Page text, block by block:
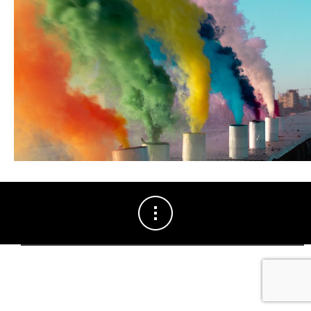
saison 2026-2027.
Seule lavente en ligne pour les billets du concert de
Vincent
Delerm, samedi 3 octobre, reste accessible (excepté du 19 au 24
juillet inclus où notre site sera exceptionnellement en maintenance).